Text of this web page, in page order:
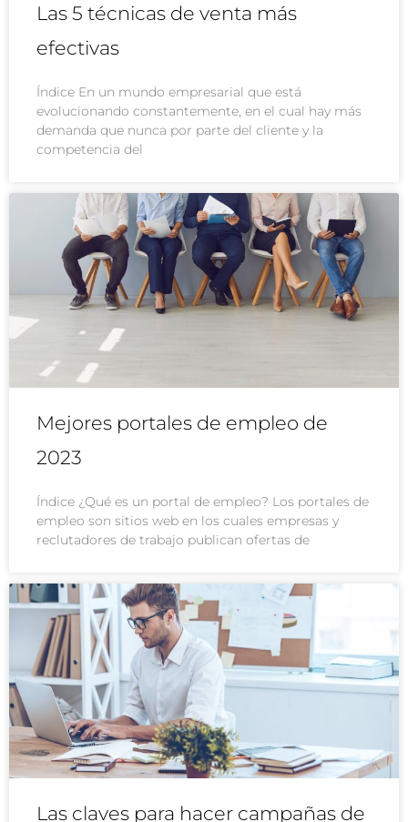
Las 5 técnicas de venta más
efectivas
Índice En un mundo empresarial que está
evolucionando constantemente, en el cual hay más
demanda que nunca por parte del cliente y la
competencia del
Mejores portales de empleo de
2023
Índice ¿Qué es un portal de empleo? Los portales de
empleo son sitios web en los cuales empresas y
reclutadores de trabajo publican ofertas de
Las claves para hacer campañas de